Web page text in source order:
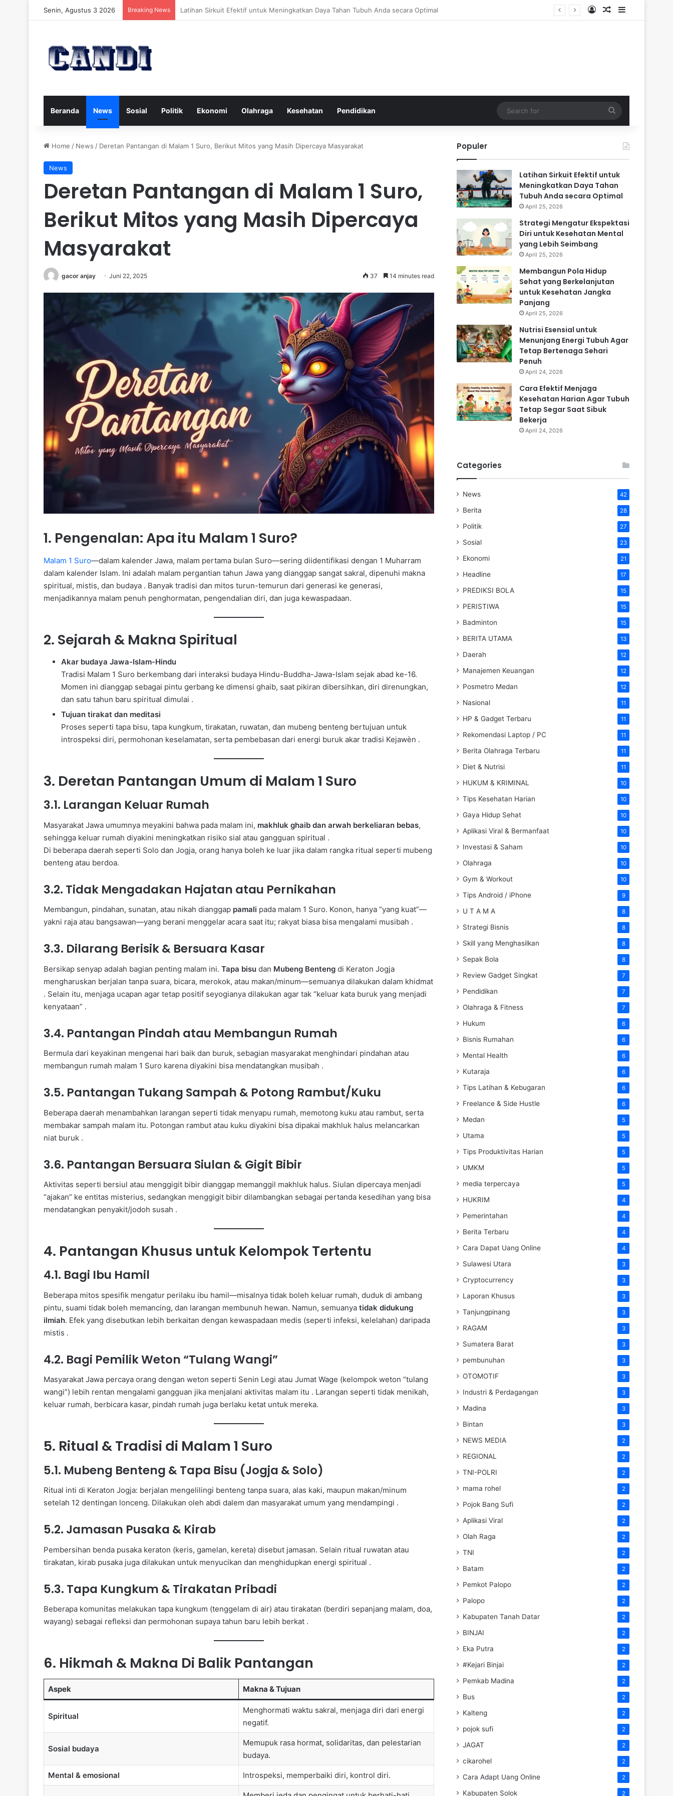
Senin, Agustus 3 2026 Breaking News Strategi Mengatur Ekspektasi Diri untuk Kesehatan Mental yang Lebih Seimbang Log InRandom Article
Sidebar
Beranda News Sosial Politik Ekonomi Olahraga Kesehatan Pendidikan
for
Home / News / Deretan Pantangan di Malam 1 Suro, Berikut Mitos yang Masih Dipercaya Masyarakat
News
Deretan Pantangan di Malam 1 Suro,
Berikut Mitos yang Masih Dipercaya
Masyarakat
gacor anjay Juni 22, 2025 37 14 minutes read
1. Pengenalan: Apa itu Malam 1 Suro?
Malam 1 Suro—dalam kalender Jawa, malam pertama bulan Suro—sering diidentifikasi dengan 1 Muharram
dalam kalender Islam. Ini adalah malam pergantian tahun Jawa yang dianggap sangat sakral, dipenuhi makna
spiritual, mistis, dan budaya . Banyak tradisi dan mitos turun-temurun dari generasi ke generasi,
menjadikannya malam penuh penghormatan, pengendalian diri, dan juga kewaspadaan.
2. Sejarah & Makna Spiritual
Akar budaya Jawa-Islam-Hindu
Tradisi Malam 1 Suro berkembang dari interaksi budaya Hindu-Buddha-Jawa-Islam sejak abad ke-16.
Momen ini dianggap sebagai pintu gerbang ke dimensi ghaib, saat pikiran dibersihkan, diri direnungkan,
dan satu tahun baru spiritual dimulai .
Tujuan tirakat dan meditasi
Proses seperti tapa bisu, tapa kungkum, tirakatan, ruwatan, dan mubeng benteng bertujuan untuk
introspeksi diri, permohonan keselamatan, serta pembebasan dari energi buruk akar tradisi Kejawèn .
3. Deretan Pantangan Umum di Malam 1 Suro
3.1. Larangan Keluar Rumah
Masyarakat Jawa umumnya meyakini bahwa pada malam ini, makhluk ghaib dan arwah berkeliaran bebas,
sehingga keluar rumah diyakini meningkatkan risiko sial atau gangguan spiritual .
Di beberapa daerah seperti Solo dan Jogja, orang hanya boleh ke luar jika dalam rangka ritual seperti mubeng
benteng atau berdoa.
3.2. Tidak Mengadakan Hajatan atau Pernikahan
Membangun, pindahan, sunatan, atau nikah dianggap pamali pada malam 1 Suro. Konon, hanya “yang kuat”—
yakni raja atau bangsawan—yang berani menggelar acara saat itu; rakyat biasa bisa mengalami musibah .
3.3. Dilarang Berisik & Bersuara Kasar
Bersikap senyap adalah bagian penting malam ini. Tapa bisu dan Mubeng Benteng di Keraton Jogja
mengharuskan berjalan tanpa suara, bicara, merokok, atau makan/minum—semuanya dilakukan dalam khidmat
. Selain itu, menjaga ucapan agar tetap positif seyogianya dilakukan agar tak “keluar kata buruk yang menjadi
kenyataan” .
3.4. Pantangan Pindah atau Membangun Rumah
Bermula dari keyakinan mengenai hari baik dan buruk, sebagian masyarakat menghindari pindahan atau
membangun rumah malam 1 Suro karena diyakini bisa mendatangkan musibah .
3.5. Pantangan Tukang Sampah & Potong Rambut/Kuku
Beberapa daerah menambahkan larangan seperti tidak menyapu rumah, memotong kuku atau rambut, serta
membakar sampah malam itu. Potongan rambut atau kuku diyakini bisa dipakai makhluk halus melancarkan
niat buruk .
3.6. Pantangan Bersuara Siulan & Gigit Bibir
Aktivitas seperti bersiul atau menggigit bibir dianggap memanggil makhluk halus. Siulan dipercaya menjadi
“ajakan” ke entitas misterius, sedangkan menggigit bibir dilambangkan sebagai pertanda kesedihan yang bisa
mendatangkan penyakit/jodoh susah .
4. Pantangan Khusus untuk Kelompok Tertentu
4.1. Bagi Ibu Hamil
Beberapa mitos spesifik mengatur perilaku ibu hamil—misalnya tidak boleh keluar rumah, duduk di ambang
pintu, suami tidak boleh memancing, dan larangan membunuh hewan. Namun, semuanya tidak didukung
ilmiah. Efek yang disebutkan lebih berkaitan dengan kewaspadaan medis (seperti infeksi, kelelahan) daripada
mistis .
4.2. Bagi Pemilik Weton “Tulang Wangi”
Masyarakat Jawa percaya orang dengan weton seperti Senin Legi atau Jumat Wage (kelompok weton “tulang
wangi”) lebih rentan mengalami gangguan jika menjalani aktivitas malam itu . Larangan seperti tidak menikah,
keluar rumah, berbicara kasar, pindah rumah juga berlaku ketat untuk mereka.
5. Ritual & Tradisi di Malam 1 Suro
5.1. Mubeng Benteng & Tapa Bisu (Jogja & Solo)
Ritual inti di Keraton Jogja: berjalan mengelilingi benteng tanpa suara, alas kaki, maupun makan/minum
setelah 12 dentingan lonceng. Dilakukan oleh abdi dalem dan masyarakat umum yang mendampingi .
5.2. Jamasan Pusaka & Kirab
Pembersihan benda pusaka keraton (keris, gamelan, kereta) disebut jamasan. Selain ritual ruwatan atau
tirakatan, kirab pusaka juga dilakukan untuk menyucikan dan menghidupkan energi spiritual .
5.3. Tapa Kungkum & Tirakatan Pribadi
Beberapa komunitas melakukan tapa kungkum (tenggelam di air) atau tirakatan (berdiri sepanjang malam, doa,
wayang) sebagai refleksi dan permohonan supaya tahun baru lebih berkat .
6. Hikmah & Makna Di Balik Pantangan
Aspek Makna & Tujuan
Spiritual
Menghormati waktu sakral, menjaga diri dari energi
negatif.
Sosial budaya
Memupuk rasa hormat, solidaritas, dan pelestarian
budaya.
Mental & emosional Introspeksi, memperbaiki diri, kontrol diri.
Populer
Latihan Sirkuit Efektif untuk
Meningkatkan Daya Tahan
Tubuh Anda secara Optimal
April 25, 2026
Strategi Mengatur Ekspektasi
Diri untuk Kesehatan Mental
yang Lebih Seimbang
April 25, 2026
Membangun Pola Hidup
Sehat yang Berkelanjutan
untuk Kesehatan Jangka
Panjang
April 25, 2026
Nutrisi Esensial untuk
Menunjang Energi Tubuh Agar
Tetap Bertenaga Sehari
Penuh
April 24, 2026
Cara Efektif Menjaga
Kesehatan Harian Agar Tubuh
Tetap Segar Saat Sibuk
Bekerja
April 24, 2026
Categories
News 42
Berita 28
Politik 27
Sosial 23
Ekonomi 21
Headline 17
PREDIKSI BOLA 15
PERISTIWA 15
Badminton 15
BERITA UTAMA 13
Daerah 12
Manajemen Keuangan 12
Posmetro Medan 12
Nasional 11
HP & Gadget Terbaru 11
Rekomendasi Laptop / PC 11
Berita Olahraga Terbaru 11
Diet & Nutrisi 11
HUKUM & KRIMINAL 10
Tips Kesehatan Harian 10
Gaya Hidup Sehat 10
Aplikasi Viral & Bermanfaat 10
Investasi & Saham 10
Olahraga 10
Gym & Workout 10
Tips Android / iPhone 9
U T A M A 8
Strategi Bisnis 8
Skill yang Menghasilkan 8
Sepak Bola 8
Review Gadget Singkat 7
Pendidikan 7
Olahraga & Fitness 7
Hukum 6
Bisnis Rumahan 6
Mental Health 6
Kutaraja 6
Tips Latihan & Kebugaran 6
Freelance & Side Hustle 6
Medan 5
Utama 5
Tips Produktivitas Harian 5
UMKM 5
media terpercaya 5
HUKRIM 4
Pemerintahan 4
Berita Terbaru 4
Cara Dapat Uang Online 4
Sulawesi Utara 3
Cryptocurrency 3
Laporan Khusus 3
Tanjungpinang 3
RAGAM 3
Sumatera Barat 3
pembunuhan 3
OTOMOTIF 3
Industri & Perdagangan 3
Madina 3
Bintan 3
NEWS MEDIA 2
REGIONAL 2
TNI-POLRI 2
mama rohel 2
Pojok Bang Sufi 2
Aplikasi Viral 2
Olah Raga 2
TNI 2
Batam 2
Pemkot Palopo 2
Palopo 2
Kabupaten Tanah Datar 2
BINJAI 2
Eka Putra 2
#Kejari Binjai 2
Pemkab Madina 2
Bus 2
Kalteng 2
pojok sufi 2
JAGAT 2
cikarohel 2
Cara Adapt Uang Online 2
Kabupaten Solok 2